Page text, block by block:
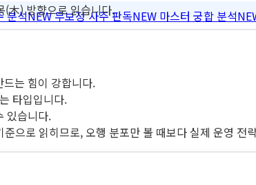
분석NEW무보정 사주 판독NEW 마스터 궁합 분석
(木) 방향으로 읽습니다.
는 힘이 강합니다.
타입입니다.
있습니다.
준으로 읽히므로, 오행 분포만 볼 때보다 실제 운영 전